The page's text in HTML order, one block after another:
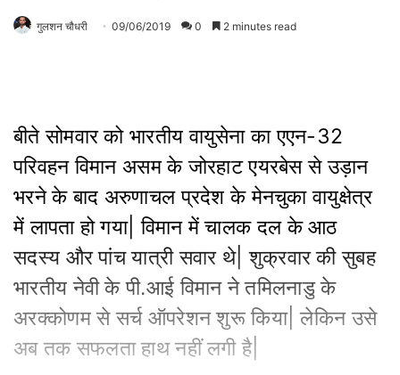
गुलशन चौधरी 09/06/2019 0 2 minutes read
बीते सोमवार को भारतीय वायुसेना का एएन-32
परिवहन विमान असम के जोरहाट एयरबेस से उड़ान
भरने के बाद अरुणाचल प्रदेश के मेनचुका वायुक्षेत्र
में लापता हो गया| विमान में चालक दल के आठ
सदस्य और पांच यात्री सवार थे| शुक्रवार की सुबह
भारतीय नेवी के पी.आई विमान ने तमिलनाडु के
अरक्कोणम से सर्च ऑपरेशन शुरू किया| लेकिन उसे
अब तक सफलता हाथ नहीं लगी है|